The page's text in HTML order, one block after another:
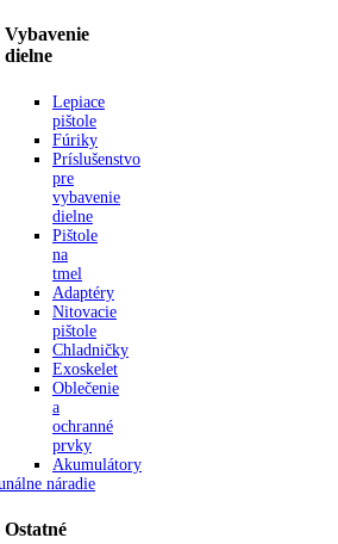
Vybavenie
dielne
Lepiace
pištole
Fúriky
Príslušenstvo
pre
vybavenie
dielne
Pištole
na
tmel
Adaptéry
Nitovacie
pištole
Chladničky
Exoskelet
Oblečenie
a
ochranné
prvky
Akumulátory
náradie
Ostatné